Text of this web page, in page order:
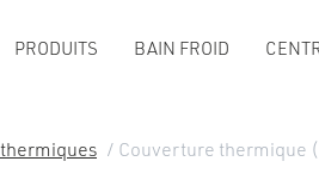
PRODUITS BAIN FROID
/ Couverture thermique